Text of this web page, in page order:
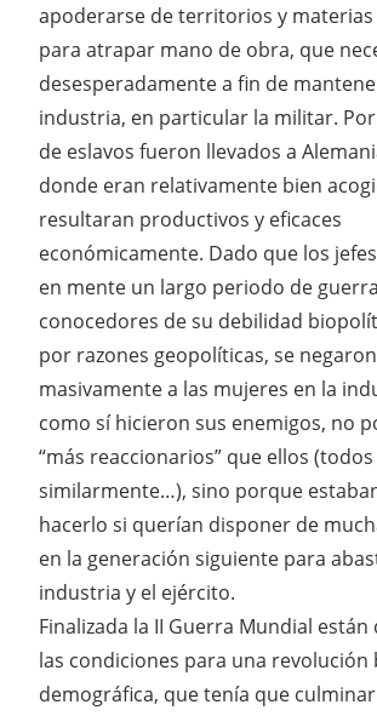
apoderarse de territorios y
para atrapar mano de obra, que
desesperadamente a fin de
industria, en particular la militar.
de eslavos fueron llevados a
donde eran relativamente bien
resultaran productivos y eficaces
económicamente. Dado que los
en mente un largo periodo de
conocedores de su debilidad
por razones geopolíticas, se
masivamente a las mujeres en la
como sí hicieron sus enemigos, no
“más reaccionarios” que ellos
similarmente…), sino porque
hacerlo si querían disponer de
en la generación siguiente para
industria y el ejército.
Finalizada la II Guerra Mundial están
las condiciones para una revolución
demográfica, que tenía que